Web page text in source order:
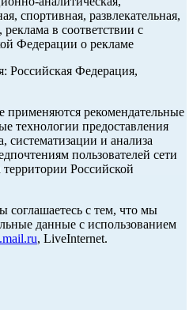
спортивная, развлекательная,
реклама в соответствии с
Федерации о рекламе
Российская Федерация,
рекомендательные
технологии предоставления
систематизации и анализа
пользователей сети
Российской
соглашаетесь с тем, что мы
данные с использованием
, LiveInternet.